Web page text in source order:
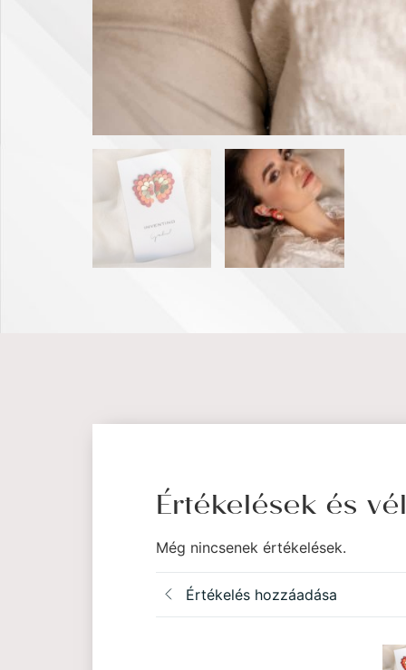
Értékelések és
Még nincsenek értékelések.
Értékelés hozzáadása